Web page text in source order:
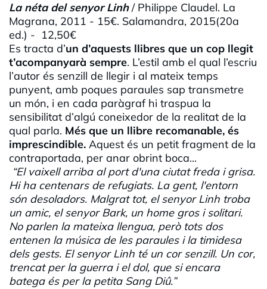
La néta del senyor Linh/ Philippe Claudel. La
Magrana, 2011 - 15€. Salamandra, 2015(20a
ed.) - 12,50€
Es tracta d’un d’aquests llibres que un cop llegit
t’acompanyarà sempre. L’estil amb el qual l’escriu
l’autor és senzill de llegir i al mateix temps
punyent, amb poques paraules sap transmetre
un món, i en cada paràgraf hi traspua la
sensibilitat d’algú coneixedor de la realitat de la
qual parla. Més que un llibre recomanable, és
imprescindible. Aquest és un petit fragment de la
contraportada, per anar obrint boca...
“El vaixell arriba al port d'una ciutat freda i grisa.
Hi ha centenars de refugiats. La gent, l'entorn
són desoladors. Malgrat tot, el senyor Linh troba
un amic, el senyor Bark, un home gros i solitari.
No parlen la mateixa llengua, però tots dos
entenen la música de les paraules i la timidesa
dels gests. El senyor Linh té un cor senzill. Un cor,
trencat per la guerra i el dol, que si encara
batega és per la petita Sang Diû.”